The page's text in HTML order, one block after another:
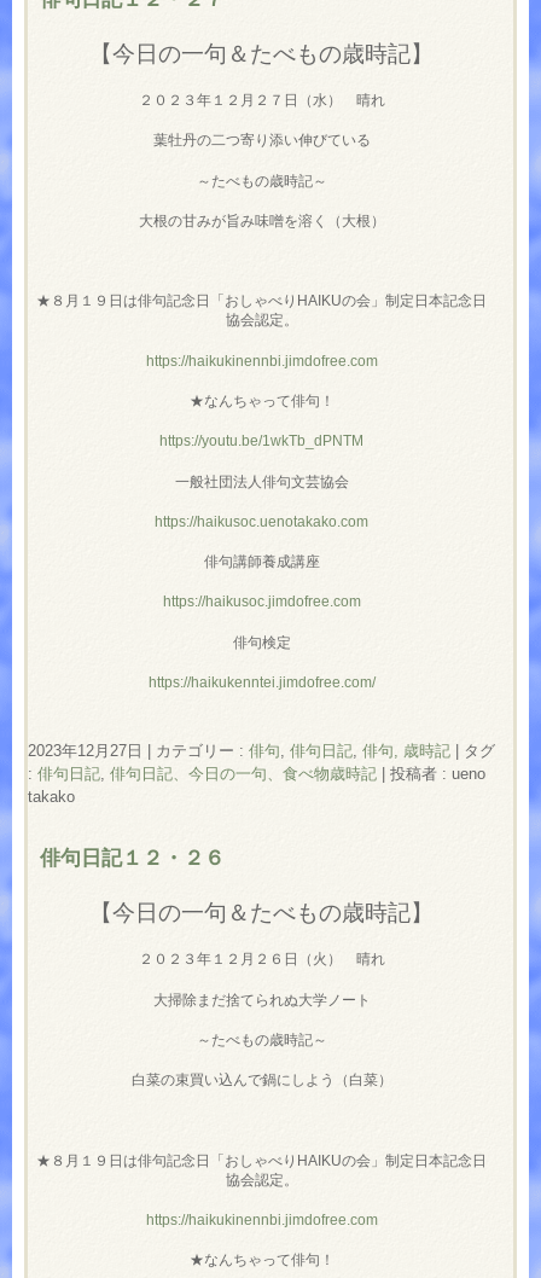
【今日の一句＆たべもの歳時記】
２０２３年１２月２７日（水） 晴れ
葉牡丹の二つ寄り添い伸びている
～たべもの歳時記～
大根の甘みが旨み味噌を溶く（大根）
★８月１９日は俳句記念日「おしゃべりHAIKUの会」制定日本記念日
協会認定。
https://haikukinennbi.jimdofree.com
★なんちゃって俳句！
https://youtu.be/1wkTb_dPNTM
一般社団法人俳句文芸協会
https://haikusoc.uenotakako.com
俳句講師養成講座
https://haikusoc.jimdofree.com
俳句検定
https://haikukenntei.jimdofree.com/
2023年12月27日 | カテゴリー : 俳句 俳句日記 俳句, 歳時記 | タグ
: 俳句日記 俳句日記、今日の一句、食べ物歳時記 | 投稿者 : ueno
takako
俳句日記１２・２６
【今日の一句＆たべもの歳時記】
２０２３年１２月２６日（火） 晴れ
大掃除まだ捨てられぬ大学ノート
～たべもの歳時記～
白菜の束買い込んで鍋にしよう（白菜）
★８月１９日は俳句記念日「おしゃべりHAIKUの会」制定日本記念日
協会認定。
https://haikukinennbi.jimdofree.com
★なんちゃって俳句！